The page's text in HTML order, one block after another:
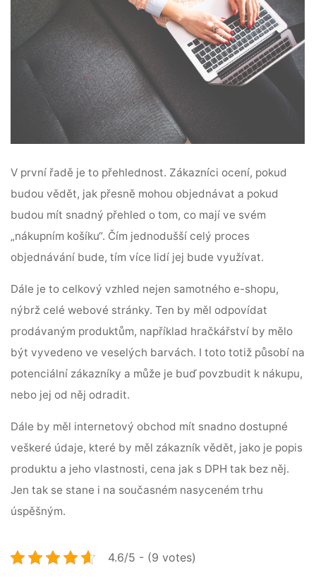
V první řadě je to přehlednost. Zákazníci ocení, pokud
budou vědět, jak přesně mohou objednávat a pokud
budou mít snadný přehled o tom, co mají ve svém
„nákupním košíku“. Čím jednodušší celý proces
objednávání bude, tím více lidí jej bude využívat.
Dále je to celkový vzhled nejen samotného e-shopu,
nýbrž celé webové stránky. Ten by měl odpovídat
prodávaným produktům, například hračkářství by mělo
být vyvedeno ve veselých barvách. I toto totiž působí na
potenciální zákazníky a může je buď povzbudit k nákupu,
nebo jej od něj odradit.
Dále by měl internetový obchod mít snadno dostupné
veškeré údaje, které by měl zákazník vědět, jako je popis
produktu a jeho vlastnosti, cena jak s DPH tak bez něj.
Jen tak se stane i na současném nasyceném trhu
úspěšným.
4.6/5 - (9 votes)